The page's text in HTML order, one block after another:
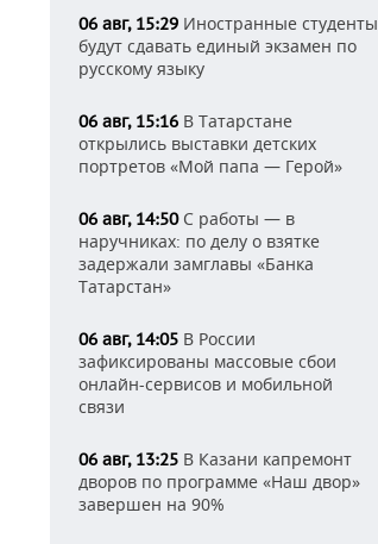
06 авг, 15:29 Иностранные студенты
будут сдавать единый экзамен по
русскому языку
06 авг, 15:16 В Татарстане
открылись выставки детских
портретов «Мой папа — Герой»
06 авг, 14:50С работы — в
наручниках: по делу о взятке
задержали замглавы «Банка
Татарстан»
06 авг, 14:05 В России
зафиксированы массовые сбои
онлайн-сервисов и мобильной
связи
06 авг, 13:25 В Казани капремонт
дворов по программе «Наш двор»
завершен на 90%